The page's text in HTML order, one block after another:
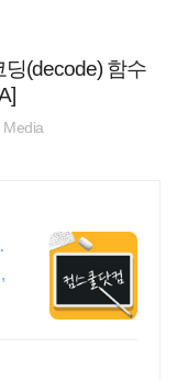
(decode) 함수